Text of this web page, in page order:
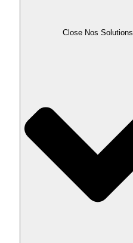
Close Nos Solutions